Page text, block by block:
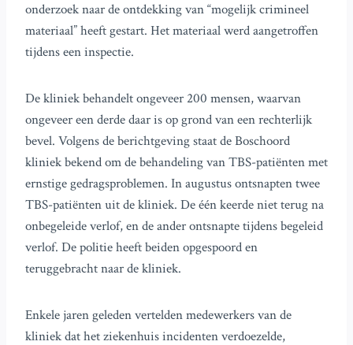
onderzoek naar de ontdekking van “mogelijk crimineel
materiaal” heeft gestart. Het materiaal werd aangetroffen
tijdens een inspectie.
De kliniek behandelt ongeveer 200 mensen, waarvan
ongeveer een derde daar is op grond van een rechterlijk
bevel. Volgens de berichtgeving staat de Boschoord
kliniek bekend om de behandeling van TBS-patiënten met
ernstige gedragsproblemen. In augustus ontsnapten twee
TBS-patiënten uit de kliniek. De één keerde niet terug na
onbegeleide verlof, en de ander ontsnapte tijdens begeleid
verlof. De politie heeft beiden opgespoord en
teruggebracht naar de kliniek.
Enkele jaren geleden vertelden medewerkers van de
kliniek dat het ziekenhuis incidenten verdoezelde,